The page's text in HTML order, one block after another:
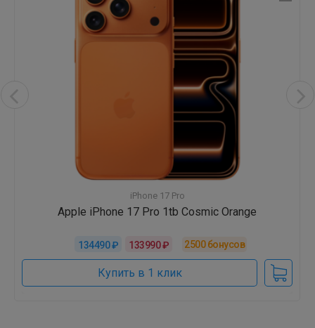
iPhone Air
Apple iPhone 17 Air 1tb Sky Blue
90490 ₽ 89990 ₽ 2000бонусов
Купить в 1 клик